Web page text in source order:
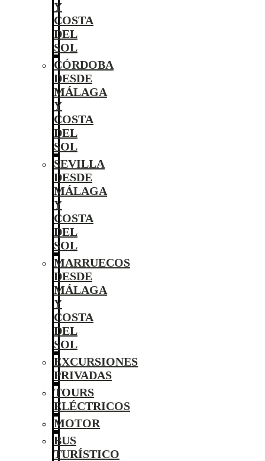
Y
COSTA
DEL
SOL
CÓRDOBA
DESDE
MÁLAGA
Y
COSTA
DEL
SOL
SEVILLA
DESDE
MÁLAGA
Y
COSTA
DEL
SOL
MARRUECOS
DESDE
MÁLAGA
Y
COSTA
DEL
SOL
EXCURSIONES
PRIVADAS
TOURS
ELÉCTRICOS
MOTOR
BUS
TURÍSTICO